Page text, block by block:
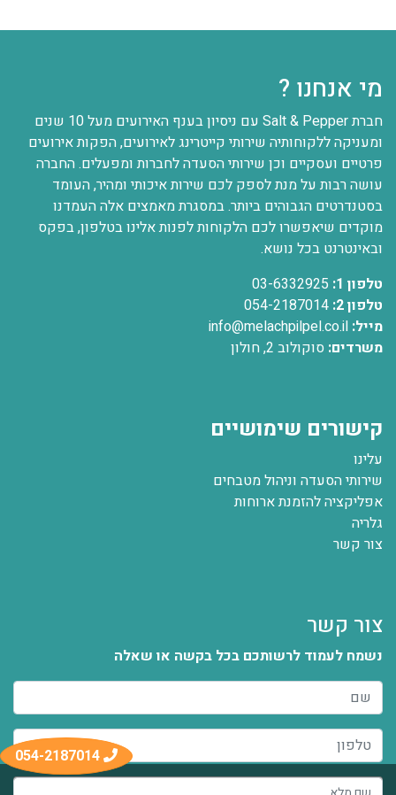
מי אנחנו ?
חברת Salt & Pepper עם ניסיון בענף האירועים מעל 10 שנים
ומעניקה ללקוחותיה שירותי קייטרינג לאירועים, הפקות אירועים
פרטיים ועסקיים וכן שירותי הסעדה לחברות ומפעלים. החברה
עושה רבות על מנת לספק לכם שירות איכותי ומהיר, העומד
בסטנדרטים הגבוהים ביותר. במסגרת מאמצים אלה העמדנו
מוקדים שיאפשרו לכם הלקוחות לפנות אלינו בטלפון, בפקס
ובאינטרנט בכל נושא.
טלפון 1:
03-6332925
טלפון 2:
054-2187014
מייל: info@melachpilpel.co.il
משרדים: סוקולוב 2, חולון
קישורים שימושיים
עלינו
שירותי הסעדה וניהול מטבחים
אפליקציה להזמנת ארוחות
גלריה
צור קשר
צור קשר
נשמח לעמוד לרשותכם בכל בקשה או שאלה